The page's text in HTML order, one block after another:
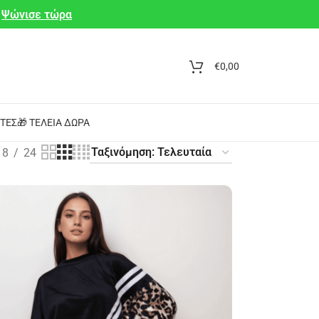
Ψώνισε τώρα
€0,00
🎁 ΤΈΛΕΙΑ ΔΏΡΑ
24